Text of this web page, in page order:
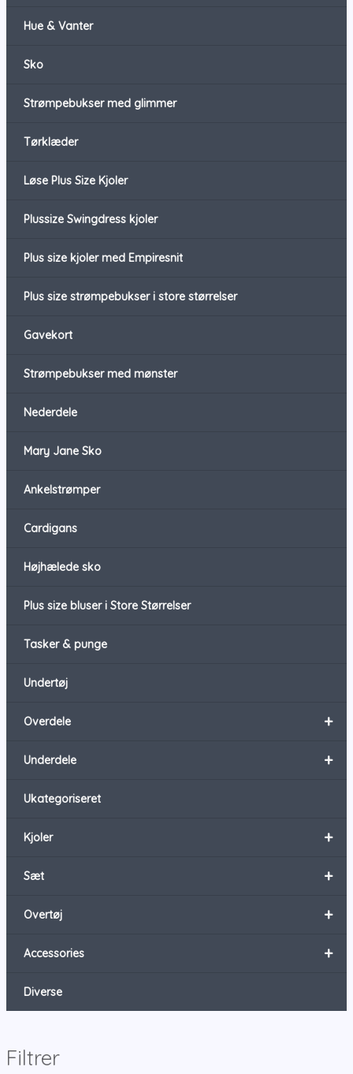
Hue & Vanter
Sko
Strømpebukser med glimmer
Tørklæder
Løse Plus Size Kjoler
Plussize Swingdress kjoler
Plus size kjoler med Empiresnit
Plus size strømpebukser i store størrelser
Gavekort
Strømpebukser med mønster
Nederdele
Mary Jane Sko
Ankelstrømper
Cardigans
Højhælede sko
Plus size bluser i Store Størrelser
Tasker & punge
Undertøj
+
Overdele
+
Underdele
Ukategoriseret
+
Kjoler
+
Sæt
+
Overtøj
+
Accessories
Diverse
Filtrer